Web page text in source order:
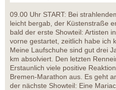
09.00 Uhr START: Bei
leicht bergab, der Küstenstraße
bald der erste Showteil: Artisten
vorne gestartet, zeitlich habe ich
Meine Laufschuhe sind gut drei
km absolviert. Den letzten
Erstaunlich viele positive
Bremen-Marathon aus. Es geht
der nächste Showteil: Eine